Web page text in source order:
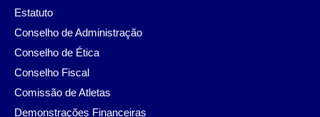
Estatuto
Conselho de Administração
Conselho de Ética
Conselho Fiscal
Comissão de Atletas
Demonstrações Financeiras